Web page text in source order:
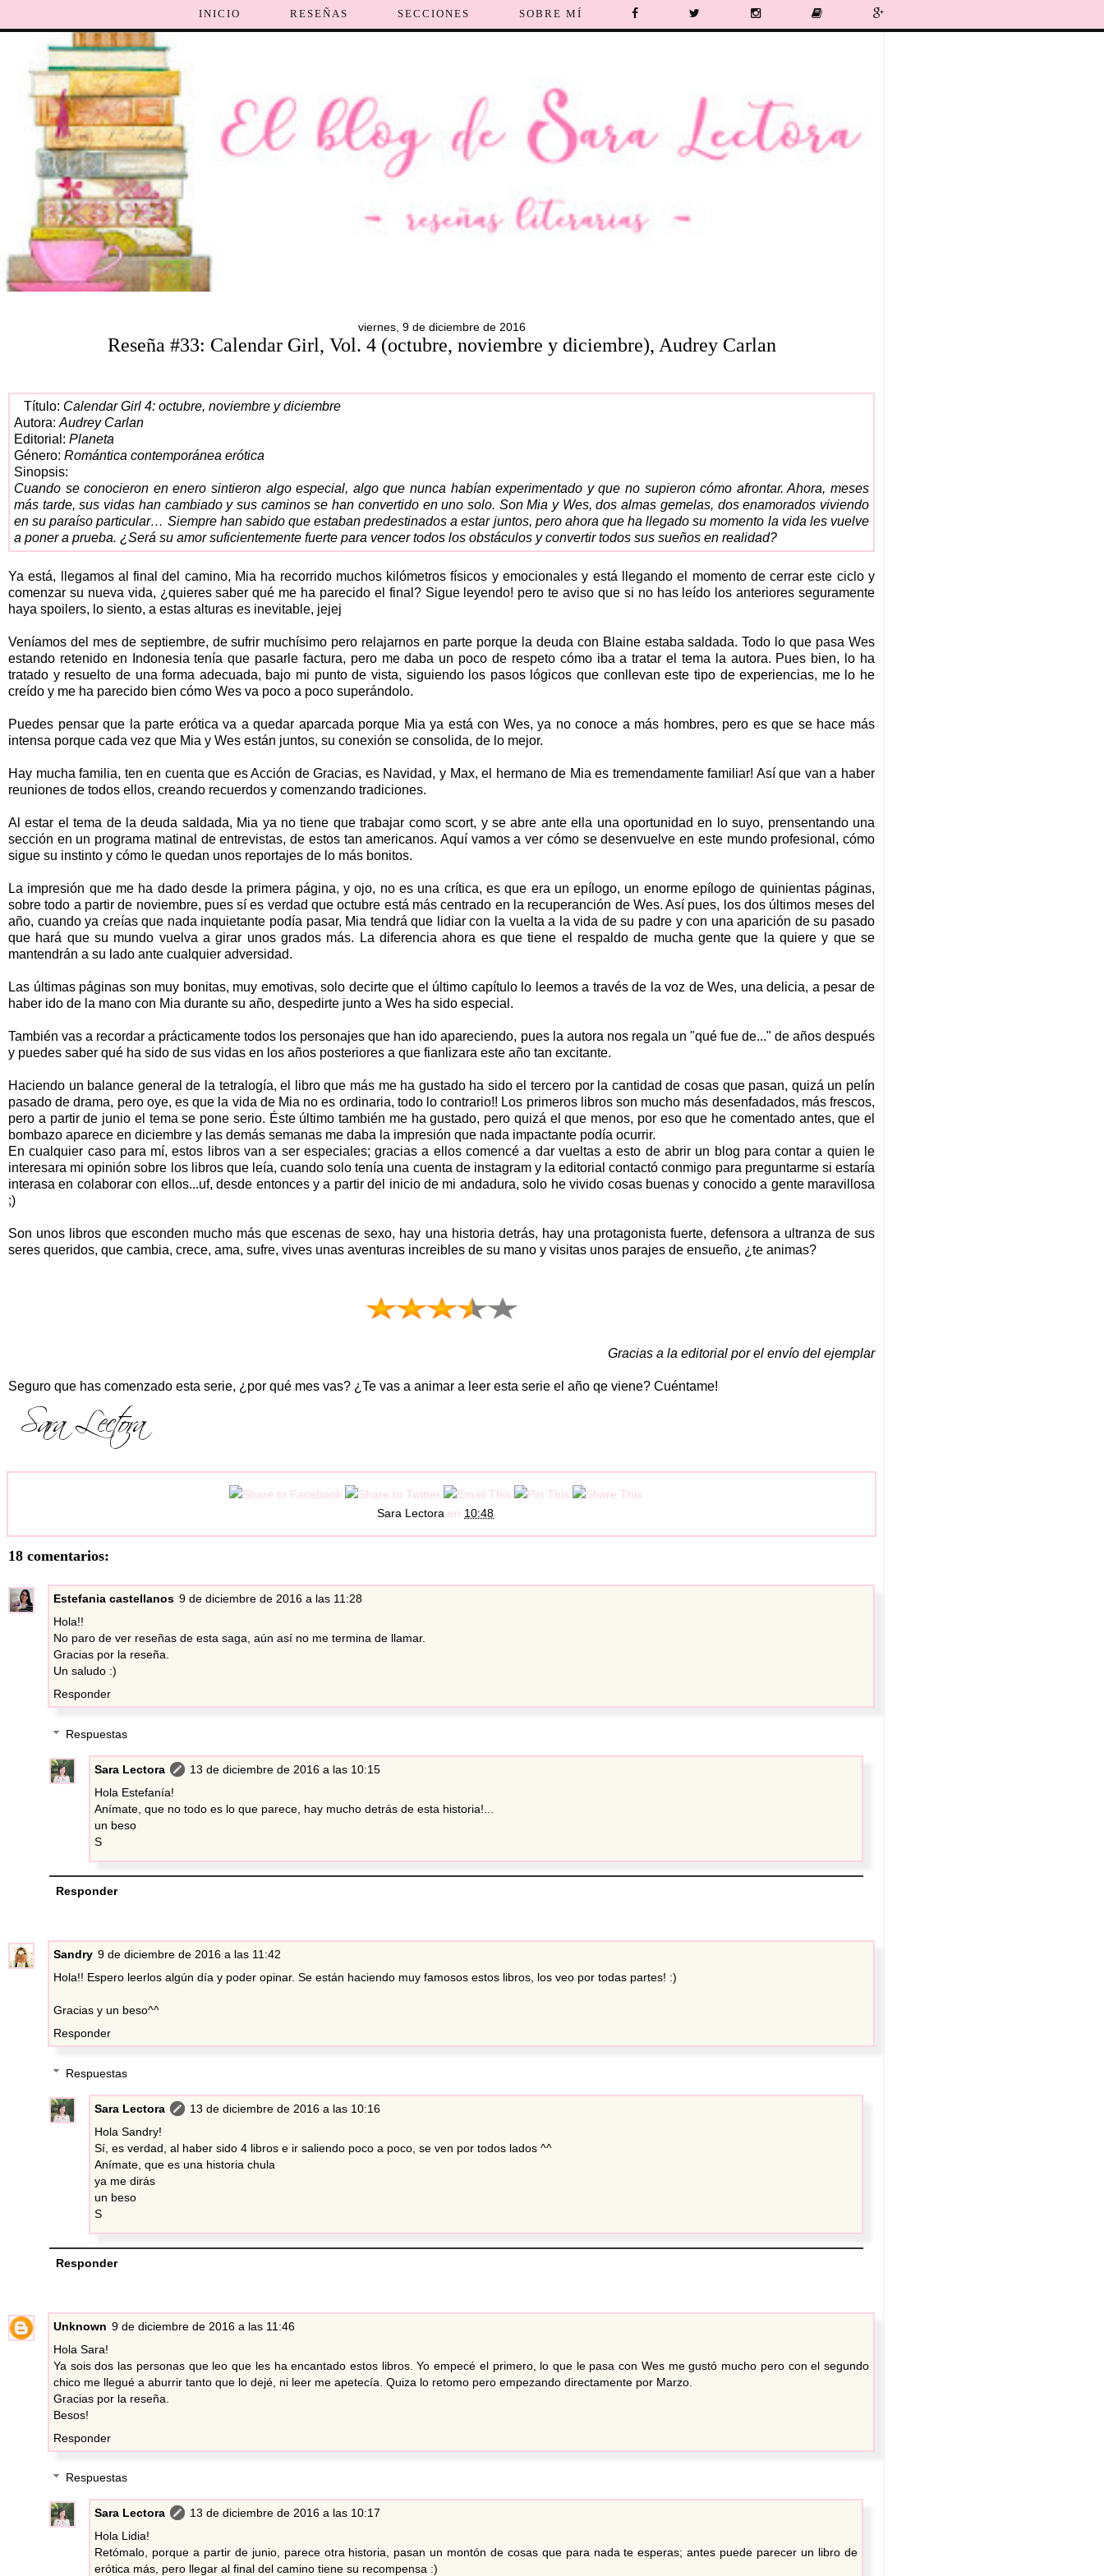
INICIO RESEÑAS SECCIONES SOBRE MÍ
viernes, 9 de diciembre de 2016
Reseña #33: Calendar Girl, Vol. 4 (octubre, noviembre y diciembre), Audrey Carlan
Título: Calendar Girl 4: octubre, noviembre y diciembre
Autora: Audrey Carlan
Editorial: Planeta
Género: Romántica contemporánea erótica
Sinopsis:
Cuando se conocieron en enero sintieron algo especial, algo que nunca habían experimentado y que no supieron cómo afrontar. Ahora, meses
más tarde, sus vidas han cambiado y sus caminos se han convertido en uno solo. Son Mia y Wes, dos almas gemelas, dos enamorados viviendo
en su paraíso particular… Siempre han sabido que estaban predestinados a estar juntos, pero ahora que ha llegado su momento la vida les vuelve
a poner a prueba. ¿Será su amor suficientemente fuerte para vencer todos los obstáculos y convertir todos sus sueños en realidad?
Ya está, llegamos al final del camino, Mia ha recorrido muchos kilómetros físicos y emocionales y está llegando el momento de cerrar este ciclo y
comenzar su nueva vida, ¿quieres saber qué me ha parecido el final? Sigue leyendo! pero te aviso que si no has leído los anteriores seguramente
haya spoilers, lo siento, a estas alturas es inevitable, jejej
Veníamos del mes de septiembre, de sufrir muchísimo pero relajarnos en parte porque la deuda con Blaine estaba saldada. Todo lo que pasa Wes
estando retenido en Indonesia tenía que pasarle factura, pero me daba un poco de respeto cómo iba a tratar el tema la autora. Pues bien, lo ha
tratado y resuelto de una forma adecuada, bajo mi punto de vista, siguiendo los pasos lógicos que conllevan este tipo de experiencias, me lo he
creído y me ha parecido bien cómo Wes va poco a poco superándolo.
Puedes pensar que la parte erótica va a quedar aparcada porque Mia ya está con Wes, ya no conoce a más hombres, pero es que se hace más
intensa porque cada vez que Mia y Wes están juntos, su conexión se consolida, de lo mejor.
Hay mucha familia, ten en cuenta que es Acción de Gracias, es Navidad, y Max, el hermano de Mia es tremendamente familiar! Así que van a haber
reuniones de todos ellos, creando recuerdos y comenzando tradiciones.
Al estar el tema de la deuda saldada, Mia ya no tiene que trabajar como scort, y se abre ante ella una oportunidad en lo suyo, prensentando una
sección en un programa matinal de entrevistas, de estos tan americanos. Aquí vamos a ver cómo se desenvuelve en este mundo profesional, cómo
sigue su instinto y cómo le quedan unos reportajes de lo más bonitos.
La impresión que me ha dado desde la primera página, y ojo, no es una crítica, es que era un epílogo, un enorme epílogo de quinientas páginas,
sobre todo a partir de noviembre, pues sí es verdad que octubre está más centrado en la recuperanción de Wes. Así pues, los dos últimos meses del
año, cuando ya creías que nada inquietante podía pasar, Mia tendrá que lidiar con la vuelta a la vida de su padre y con una aparición de su pasado
que hará que su mundo vuelva a girar unos grados más. La diferencia ahora es que tiene el respaldo de mucha gente que la quiere y que se
mantendrán a su lado ante cualquier adversidad.
Las últimas páginas son muy bonitas, muy emotivas, solo decirte que el último capítulo lo leemos a través de la voz de Wes, una delicia, a pesar de
haber ido de la mano con Mia durante su año, despedirte junto a Wes ha sido especial.
También vas a recordar a prácticamente todos los personajes que han ido apareciendo, pues la autora nos regala un "qué fue de..." de años después
y puedes saber qué ha sido de sus vidas en los años posteriores a que fianlizara este año tan excitante.
Haciendo un balance general de la tetralogía, el libro que más me ha gustado ha sido el tercero por la cantidad de cosas que pasan, quizá un pelín
pasado de drama, pero oye, es que la vida de Mia no es ordinaria, todo lo contrario!! Los primeros libros son mucho más desenfadados, más frescos,
pero a partir de junio el tema se pone serio. Éste último también me ha gustado, pero quizá el que menos, por eso que he comentado antes, que el
bombazo aparece en diciembre y las demás semanas me daba la impresión que nada impactante podía ocurrir.
En cualquier caso para mí, estos libros van a ser especiales; gracias a ellos comencé a dar vueltas a esto de abrir un blog para contar a quien le
interesara mi opinión sobre los libros que leía, cuando solo tenía una cuenta de instagram y la editorial contactó conmigo para preguntarme si estaría
interasa en colaborar con ellos...uf, desde entonces y a partir del inicio de mi andadura, solo he vivido cosas buenas y conocido a gente maravillosa
;)
Son unos libros que esconden mucho más que escenas de sexo, hay una historia detrás, hay una protagonista fuerte, defensora a ultranza de sus
seres queridos, que cambia, crece, ama, sufre, vives unas aventuras increibles de su mano y visitas unos parajes de ensueño, ¿te animas?
Gracias a la editorial por el envío del ejemplar
Seguro que has comenzado esta serie, ¿por qué mes vas? ¿Te vas a animar a leer esta serie el año qe viene? Cuéntame!
Sara Lectora en 10:48
18 comentarios:
Estefania castellanos 9 de diciembre de 2016 a las 11:28
Hola!!
No paro de ver reseñas de esta saga, aún así no me termina de llamar.
Gracias por la reseña.
Un saludo :)
Responder
Respuestas
Sara Lectora
13 de diciembre de 2016 a las 10:15
Hola Estefanía!
Anímate, que no todo es lo que parece, hay mucho detrás de esta historia!...
un beso
S
Responder
Sandry 9 de diciembre de 2016 a las 11:42
Hola!! Espero leerlos algún día y poder opinar. Se están haciendo muy famosos estos libros, los veo por todas partes! :)
Gracias y un beso^^
Responder
Respuestas
Sara Lectora
13 de diciembre de 2016 a las 10:16
Hola Sandry!
Sí, es verdad, al haber sido 4 libros e ir saliendo poco a poco, se ven por todos lados ^^
Anímate, que es una historia chula
ya me dirás
un beso
S
Responder
Unknown 9 de diciembre de 2016 a las 11:46
Hola Sara!
Ya sois dos las personas que leo que les ha encantado estos libros. Yo empecé el primero, lo que le pasa con Wes me gustó mucho pero con el segundo
chico me llegué a aburrir tanto que lo dejé, ni leer me apetecía. Quiza lo retomo pero empezando directamente por Marzo.
Gracias por la reseña.
Besos!
Responder
Respuestas
Sara Lectora
13 de diciembre de 2016 a las 10:17
Hola Lidia!
Retómalo, porque a partir de junio, parece otra historia, pasan un montón de cosas que para nada te esperas; antes puede parecer un libro de
erótica más, pero llegar al final del camino tiene su recompensa :)